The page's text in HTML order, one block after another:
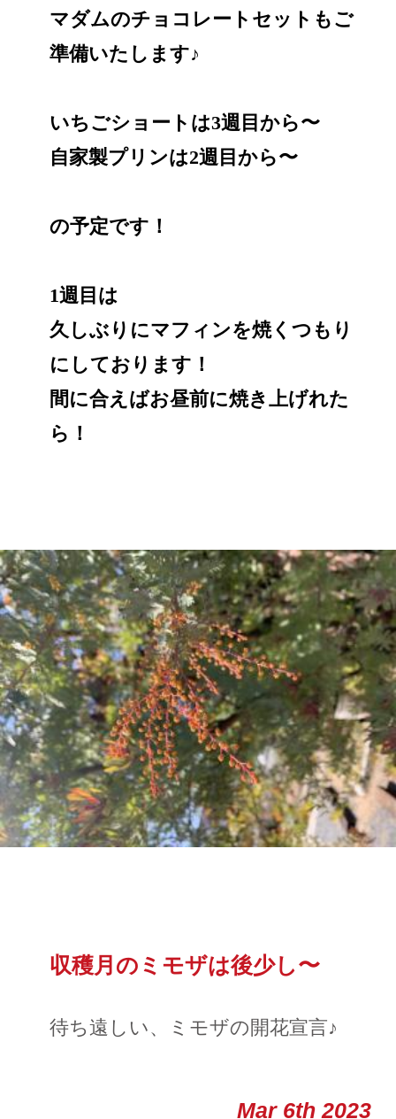
マダムのチョコレートセットもご
準備いたします♪
いちごショートは3週目から〜
自家製プリンは2週目から〜
の予定です！
1週目は
久しぶりにマフィンを焼くつもり
にしております！
間に合えばお昼前に焼き上げれた
ら！
収穫月のミモザは後少し〜
待ち遠しい、ミモザの開花宣言♪
Mar 6th 2023